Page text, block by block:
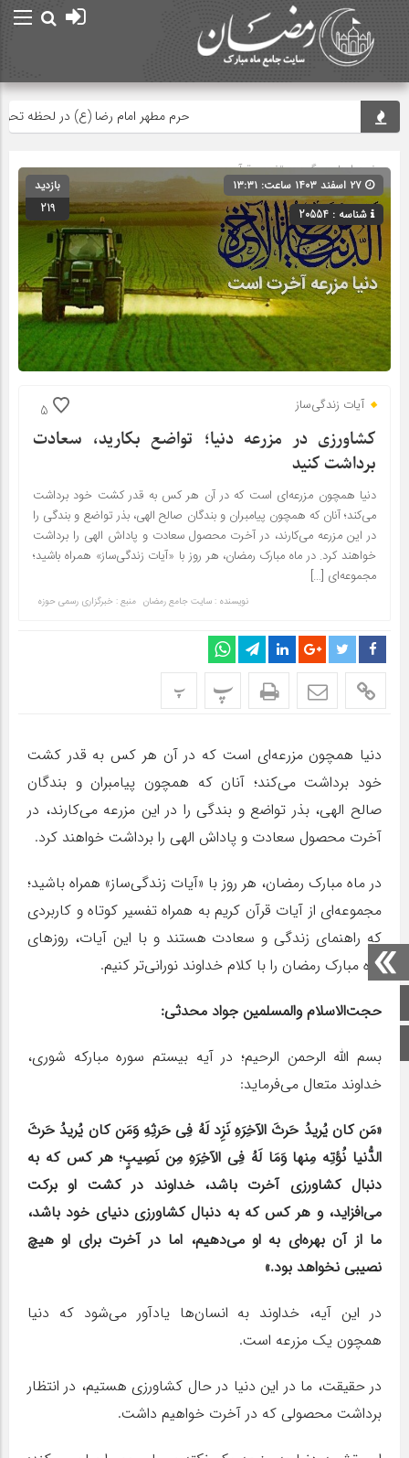
صفحه اصلی
حرم مطهر امام رضا (ع) در لحظه تحویل
صفحه اصلی» گروه »تفسیر قرآن
شناسه : 20554
بازدید
219
5 آیات زندگی‌ساز
کشاورزی در مزرعه دنیا؛ تواضع بکارید، سعادت
برداشت کنید
دنیا همچون مزرعه‌ای است که در آن هر کس به قدر کشت خود برداشت
می‌کند؛ آنان که همچون پیامبران و بندگان صالح الهی، بذر تواضع و بندگی را
در این مزرعه می‌کارند، در آخرت محصول سعادت و پاداش الهی را برداشت
خواهند کرد. در ماه مبارک رمضان، هر روز با «آیات زندگی‌ساز» همراه باشید؛
مجموعه‌ای […]
نویسنده : سایت جامع رمضان منبع : خبرگزاری رسمی حوزه
پ پ
دنیا همچون مزرعه‌ای است که در آن هر کس به قدر کشت
خود برداشت می‌کند؛ آنان که همچون پیامبران و بندگان
صالح الهی، بذر تواضع و بندگی را در این مزرعه می‌کارند، در
آخرت محصول سعادت و پاداش الهی را برداشت خواهند کرد.
در ماه مبارک رمضان، هر روز با «آیات زندگی‌ساز» همراه باشید؛
مجموعه‌ای از آیات قرآن کریم به همراه تفسیر کوتاه و کاربردی
که راهنمای زندگی و سعادت هستند و با این آیات، روزهای
ماه مبارک رمضان را با کلام خداوند نورانی‌تر کنیم.
حجت‌الاسلام والمسلمین جواد محدثی:
بسم الله الرحمن الرحیم؛ در آیه بیستم سوره مبارکه شوری،
خداوند متعال می‌فرماید:
«مَن کان یُریدُ حَرثَ الآخِرَهِ نَزِد لَهُ فِی حَرثِهِ وَمَن کان یُریدُ حَرثَ
الدُّنیا نُؤتِه مِنها وَمَا لَهُ فِی الآخِرَهِ مِن نَصِیبٍ؛ هر کس که به
دنبال کشاورزی آخرت باشد، خداوند در کشت او برکت
می‌افزاید، و هر کس که به دنبال کشاورزی دنیای خود باشد،
ما از آن بهره‌ای به او می‌دهیم، اما در آخرت برای او هیچ
نصیبی نخواهد بود.»
در این آیه، خداوند به انسان‌ها یادآور می‌شود که دنیا
همچون یک مزرعه است.
در حقیقت، ما در این دنیا در حال کشاورزی هستیم، در انتظار
برداشت محصولی که در آخرت خواهیم داشت.